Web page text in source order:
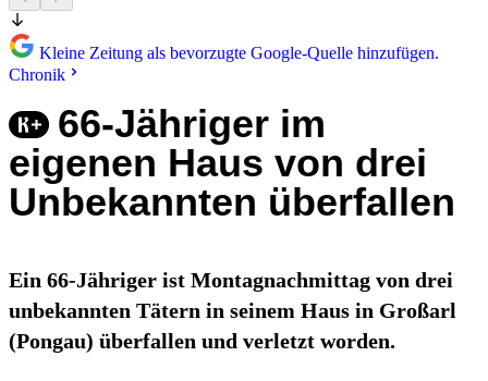
Kleine Zeitung als bevorzugte Google-Quelle hinzufügen.
Chronik
66-Jähriger im
eigenen Haus von drei
Unbekannten überfallen
Ein 66-Jähriger ist Montagnachmittag von drei
unbekannten Tätern in seinem Haus in Großarl
(Pongau) überfallen und verletzt worden.